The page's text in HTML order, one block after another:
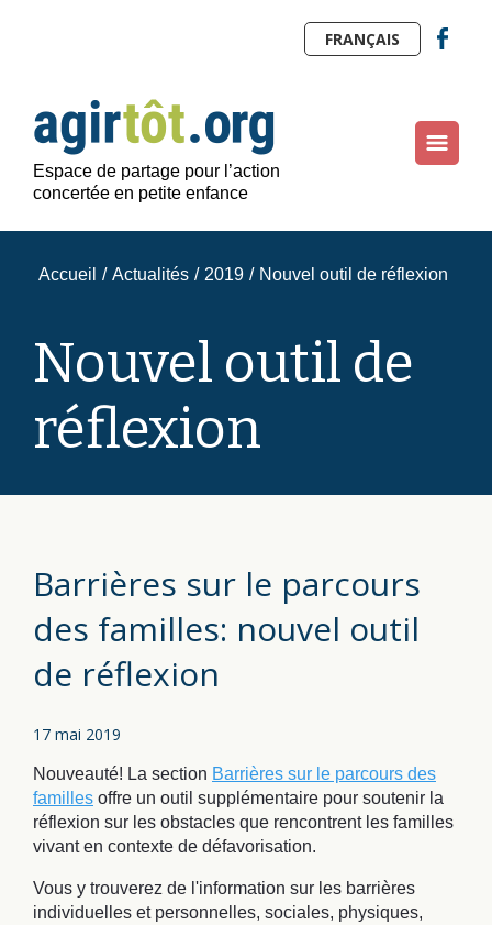
Espace de partage pour l’action
concertée en petite enfance
FRANÇAIS
Accueil / Actualités / 2019 / Nouvel outil de réflexion
Nouvel outil de
réflexion
Barrières sur le parcours
des familles: nouvel outil
de réflexion
17 mai 2019
Nouveauté! La section Barrières sur le parcours des
familles offre un outil supplémentaire pour soutenir la
réflexion sur les obstacles que rencontrent les familles
vivant en contexte de défavorisation.
Vous y trouverez de l'information sur les barrières
individuelles et personnelles, sociales, physiques,